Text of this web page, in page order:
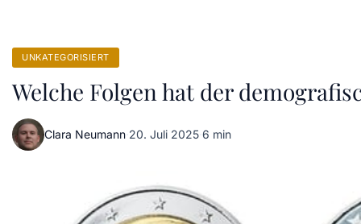
UNKATEGORISIERT
Welche Folgen hat der
Clara Neumann·20. Juli 2025·6 min